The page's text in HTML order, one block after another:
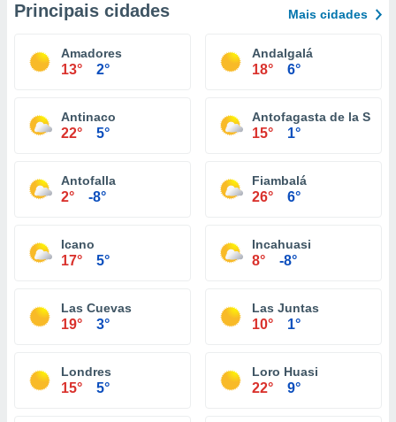
Principais cidades Mais cidades
Amadores
13° 2°
Andalgalá
18° 6°
Antinaco
22° 5°
Antofagasta de la Sierra
15° 1°
Antofalla
2° -8°
Fiambalá
26° 6°
Icano
17° 5°
Incahuasi
8° -8°
Las Cuevas
19° 3°
Las Juntas
10° 1°
Londres
15° 5°
Loro Huasi
22° 9°